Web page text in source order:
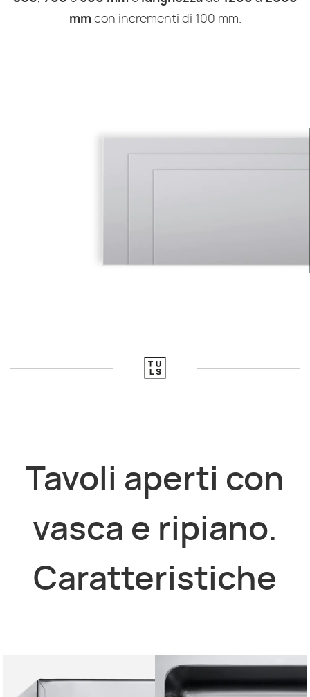
mm con incrementi di 100 mm.
Tavoli aperti con
vasca e ripiano.
Caratteristiche